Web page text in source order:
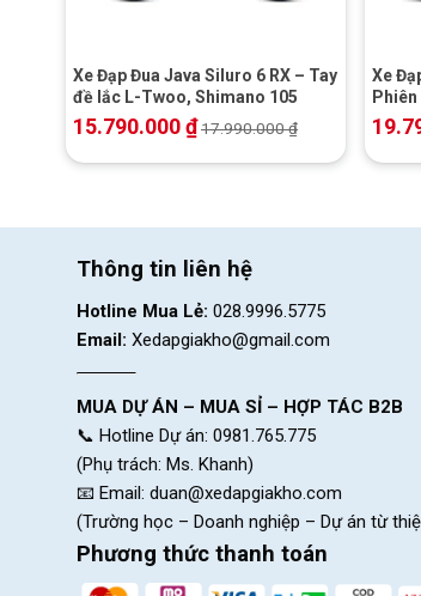
Xe Đạp Đua Java Siluro 6 RX – Tay
đề lắc L-Twoo, Shimano 105
15.790.000₫17.990.000₫
Xe
Thông tin liên hệ
Hotline Mua Lẻ: 028.9996.5775
Email: Xedapgiakho@gmail.com
MUA DỰ ÁN – MUA SỈ – HỢP TÁC B2B
📞 Hotline Dự án: 0981.765.775
(Phụ trách: Ms. Khanh)
📧 Email: duan@xedapgiakho.com
(Trường học – Doanh nghiệp – Dự án từ
Phương thức thanh toán